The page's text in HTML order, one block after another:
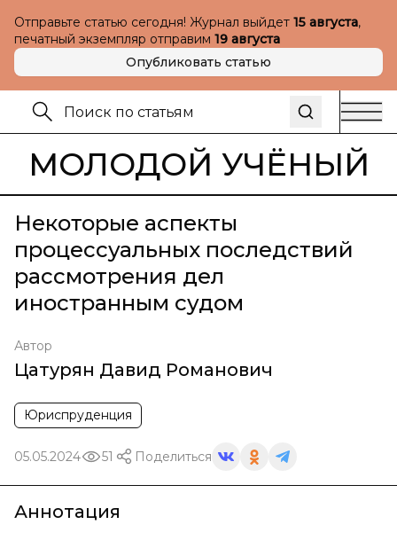
Отправьте статью сегодня! Журнал выйдет 15 августа,
печатный экземпляр отправим 19 августа
Опубликовать статью
МОЛОДОЙ УЧЁНЫЙ
Некоторые аспекты
процессуальных последствий
рассмотрения дел
иностранным судом
Автор
Цатурян Давид Романович
Юриспруденция
05.05.2024 51 Поделиться
Аннотация